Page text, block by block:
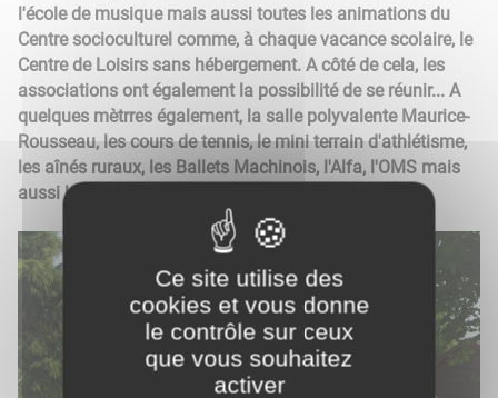
l'école de musique mais aussi toutes les animations du
Centre socioculturel comme, à chaque vacance scolaire, le
Centre de Loisirs sans hébergement. A côté de cela, les
associations ont également la possibilité de se réunir... A
quelques mètrres également, la salle polyvalente Maurice-
Rousseau, les cours de tennis, le mini terrain d'athlétisme,
les aînés ruraux, les Ballets Machinois, l'Alfa, l'OMS mais
aussi la bibliothèque...
Ce site utilise des
cookies et vous donne
le contrôle sur ceux
que vous souhaitez
activer